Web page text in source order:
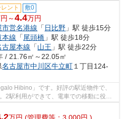
ント 敷0
～4.4万円
市営名港線 「 日比野 」駅 徒歩15分
本線 「尾頭橋 」駅 徒歩18分
古屋本線 「山王 」駅 徒歩22分
/ 21.76㎡～22.05㎡
名古屋市中川区牛立町 １丁目124-
Hibino」です。好評の駅近物件で、
2駅利用ができて、電車での移動に役立
た設...
万円 (管理費等：3,000円 )